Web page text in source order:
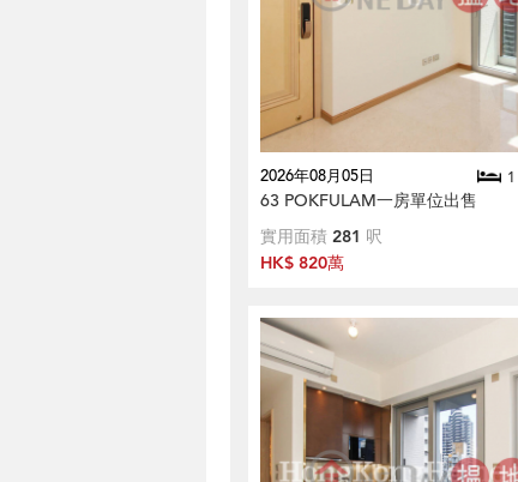
2026年08月05日 1
63 POKFULAM一房單位出售
實用面積 281 呎
HK$ 820萬